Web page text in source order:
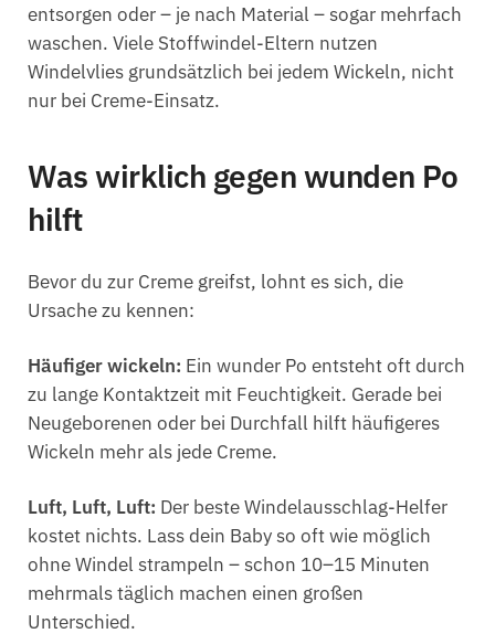
entsorgen oder – je nach Material – sogar mehrfach
waschen. Viele Stoffwindel-Eltern nutzen
Windelvlies grundsätzlich bei jedem Wickeln, nicht
nur bei Creme-Einsatz.
Was wirklich gegen wunden Po
hilft
Bevor du zur Creme greifst, lohnt es sich, die
Ursache zu kennen:
Häufiger wickeln: Ein wunder Po entsteht oft durch
zu lange Kontaktzeit mit Feuchtigkeit. Gerade bei
Neugeborenen oder bei Durchfall hilft häufigeres
Wickeln mehr als jede Creme.
Luft, Luft, Luft: Der beste Windelausschlag-Helfer
kostet nichts. Lass dein Baby so oft wie möglich
ohne Windel strampeln – schon 10–15 Minuten
mehrmals täglich machen einen großen
Unterschied.